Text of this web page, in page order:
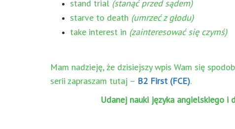
stand trial (stanąć przed sądem)
starve to death (umrzeć z głodu)
take interest in (zainteresować się czymś)
Mam nadzieję, że dzisiejszy wpis Wam się
serii zapraszam tutaj – B2 First (FCE).
Udanej nauki języka angielskiego i